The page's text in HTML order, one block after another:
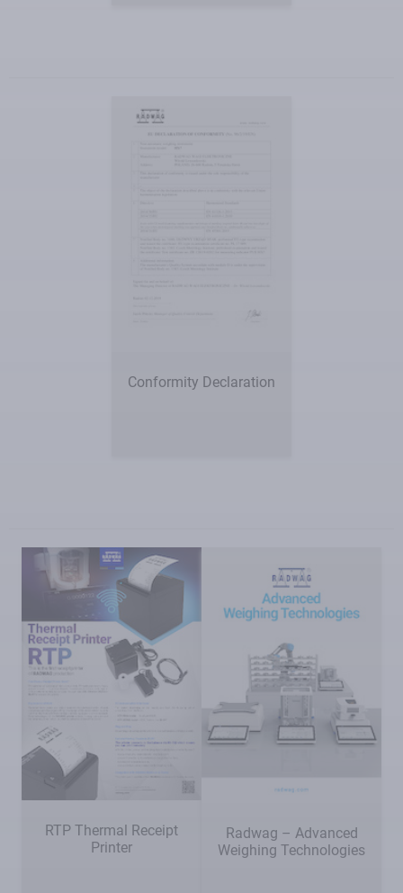
Conformity Declaration
RTP Thermal Receipt
Printer
Radwag – Advanced
Weighing Technologies